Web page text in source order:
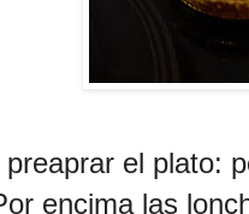
el plato:
encima las